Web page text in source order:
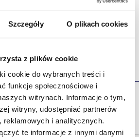
Szczegóły O plikach cookies
z plików cookie
cookie do wybranych treści i
funkcje społecznościowe i
witrynach. Informacje o tym,
witryny, udostępniać partnerów
reklamowych i analitycznych.
te informacje z innymi danymi
od standardowego.
Udostępnij